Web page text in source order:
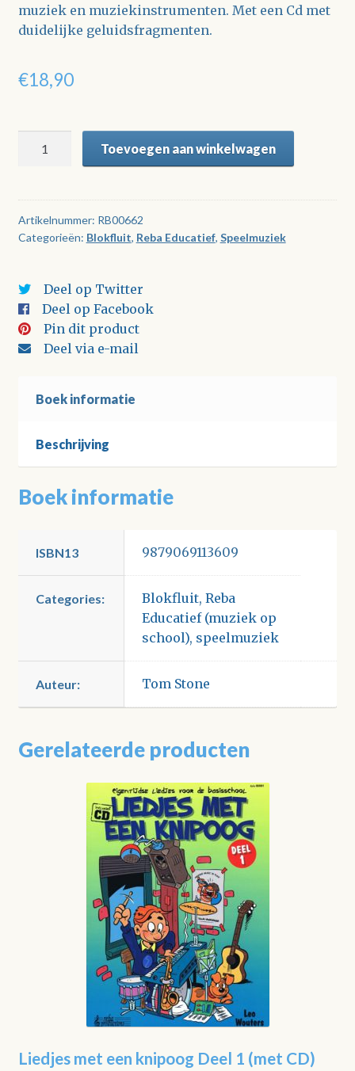
muziek en muziekinstrumenten. Met een Cd met
duidelijke geluidsfragmenten.
€18,90
De
Muziek
van
CD)
aantal
Toevoegen aan winkelwagen
Artikelnummer: RB00662
Categorieën: Blokfluit, Reba Educatief, Speelmuziek
Deel op Twitter
Deel op Facebook
Pin dit product
Deel via e-mail
Boek informatie
Beschrijving
Boek informatie
ISBN13 9879069113609
Categories: Blokfluit,Reba
Educatief (muziek op
school), speelmuziek
Auteur: Tom Stone
Gerelateerde producten
Liedjes met een knipoog Deel 1 (met CD)